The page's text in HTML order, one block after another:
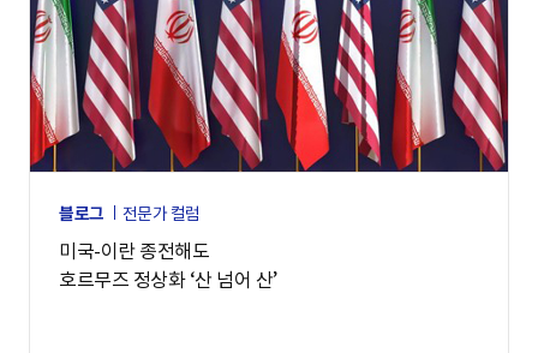
블로그 전문가 컬럼
미국-이란 종전해도
호르무즈 정상화 ‘산 넘어 산’